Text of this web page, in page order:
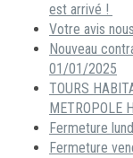
est arrivé !
Votre avis
Nouveau
01/01/2025
TOURS
METROPOLE
Fermeture
Fermeture